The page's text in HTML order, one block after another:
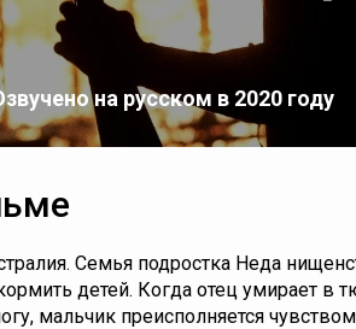
на русском в 2020 году
Семья подростка Неда
детей. Когда отец умирает в
мальчик преисполняется